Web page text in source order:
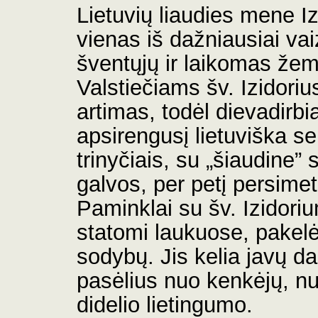
Lietuvių liaudies mene
vienas iš dažniausiai
šventųjų ir laikomas
Valstiečiams šv.
artimas, todėl
apsirengusį lietuviška
trinyčiais, su „šiaudine”
galvos, per petį
Paminklai su šv.
statomi laukuose,
sodybų. Jis kelia javų
pasėlius nuo kenkėjų,
didelio lietingumo.